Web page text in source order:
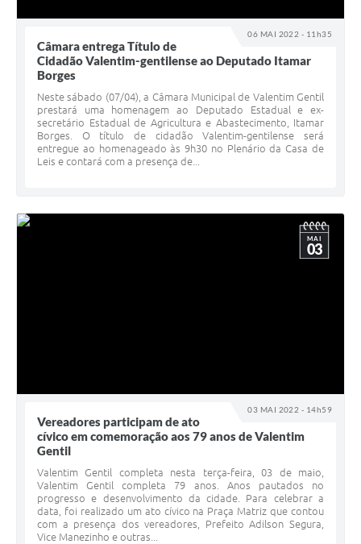
06 MAI 2022 - 11h35
Câmara entrega Título de
Cidadão Valentim-gentilense ao Deputado Itamar
Borges
Neste sábado (07/04), a Câmara Municipal de Valentim Gentil
prestará uma homenagem ao Deputado Estadual e ex-
secretário Estadual de Agricultura e Abastecimento, Itamar
Borges. O título de cidadão Valentim-gentilense será
entregue ao homenageado às 9h30 no Plenário da Casa de
Leis e contará com a presença de...
03 MAI 2022 - 14h59
MAI
03
Vereadores participam de ato
cívico em comemoração aos 79 anos de Valentim
Gentil
Valentim Gentil completa nesta terça-feira, 03 de maio,
Valentim Gentil completa 79 anos. Anos pautados no
progresso e desenvolvimento da cidade. Para celebrar a
data, foi realizado um ato cívico na Praça Matriz que contou
com a presença dos vereadores, Prefeito Adilson Segura,
Vice Manezinho e outras...